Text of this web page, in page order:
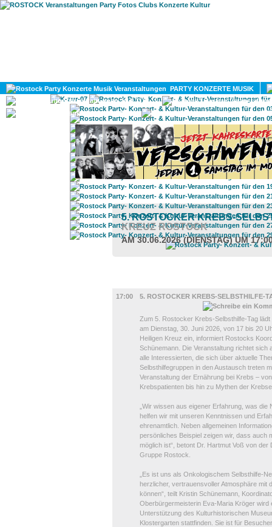
PARTY KONZERTE MUSIK
KULTUR
GAY
5. ROSTOCKER KREBS-
KREUZ ROSTOCK
AM 30.06.2026 (DIENSTAG) UM
17:00
5. ROSTOCKER KREBS-SELBSTHILFE-
Zum 5. Rostocker Krebs-Selbsthilfe-Tag
am Dienstag, 30. Juni 2026, von 17 bis 20
Heiligen Kreuz ein, informiert Rostocks
Schünemann. Die Veranstaltung richtet sich
alle Interessierten, die sich über aktuelle
Selbsthilfegruppen in den Austausch treten
Veranstaltung der Ernährung bei Krebs –
Krebspatienten bis hin zu Mythen der
„Wir wissen aus eigener Erfahrung, was die
helfen wir mit unseren Kenntnissen und
ehrenamtlich. Neben allgemeinen
persönliches Beispiel zeigen wir, dass auch
möglich ist“, betont Dr. Hartmut Voß von
Gruppe Rostock.
„Es ist uns als Onkologischem Selbsthilfe-
herzlicher, vertrauensvoller Atmosphäre mit
können“, teilt Kristin Schünemann,
Oberbürgermeisterin Eva-Maria Kröger
Unterstützung des Kulturhistorischen
Klostergarten stattfinden. Sie ist für